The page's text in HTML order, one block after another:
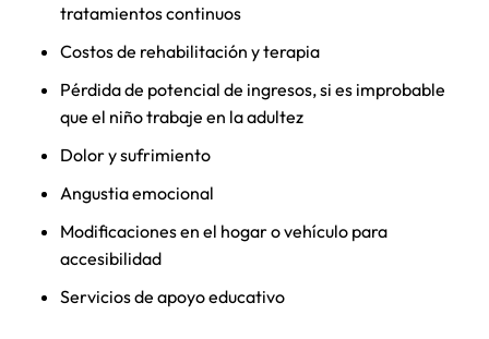
tratamientos continuos
Costos de rehabilitación y terapia
Pérdida de potencial de ingresos, si es improbable
que el niño trabaje en la adultez
Dolor y sufrimiento
Angustia emocional
Modificaciones en el hogar o vehículo para
accesibilidad
Servicios de apoyo educativo